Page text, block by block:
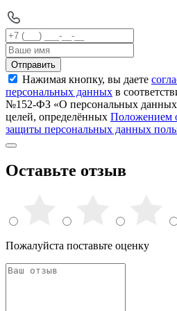
Отправить
Нажимая кнопку, вы даете
персональных данных в
№152-ФЗ «О персональных
целей, определённых Положением
защиты персональных данных
Оставьте отзыв
Пожалуйста поставьте оценку